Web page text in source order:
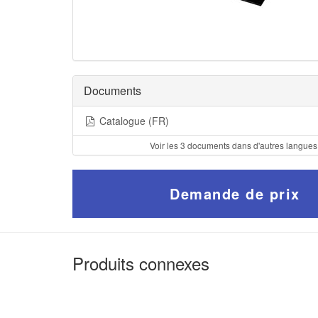
Documents
Catalogue (FR)
Voir les 3 documents dans d'autres
Demande de prix
Produits connexes